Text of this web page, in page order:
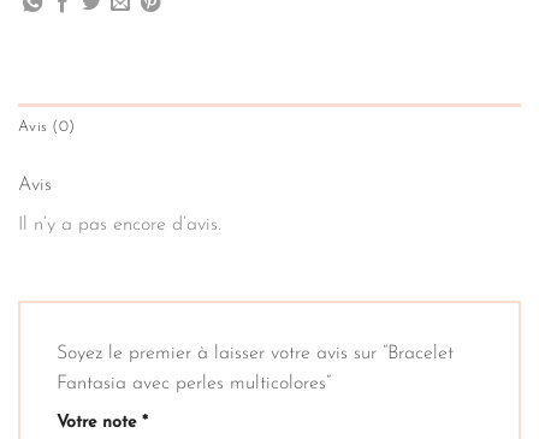
Avis (0)
Avis
Il n’y a pas encore d’avis.
Soyez le premier à laisser votre avis sur “Bracelet
Fantasia avec perles multicolores”
Votre note *